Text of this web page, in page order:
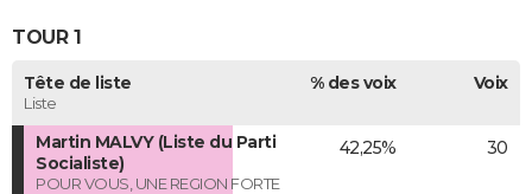
TOUR 1
Tête de liste
Liste
% des voix Voix
Martin MALVY (Liste du Parti
Socialiste)
POUR VOUS, UNE REGION FORTE
42,25% 30